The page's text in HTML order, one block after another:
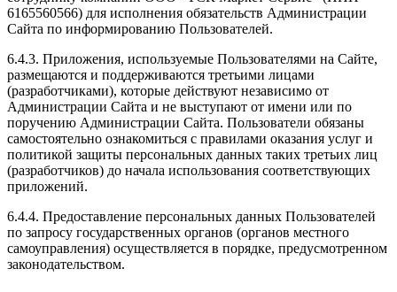
6165560566) для исполнения обязательств Администрации
Сайта по информированию Пользователей.
6.4.3. Приложения, используемые Пользователями на Сайте,
размещаются и поддерживаются третьими лицами
(разработчиками), которые действуют независимо от
Администрации Сайта и не выступают от имени или по
поручению Администрации Сайта. Пользователи обязаны
самостоятельно ознакомиться с правилами оказания услуг и
политикой защиты персональных данных таких третьих лиц
(разработчиков) до начала использования соответствующих
приложений.
6.4.4. Предоставление персональных данных Пользователей
по запросу государственных органов (органов местного
самоуправления) осуществляется в порядке, предусмотренном
законодательством.